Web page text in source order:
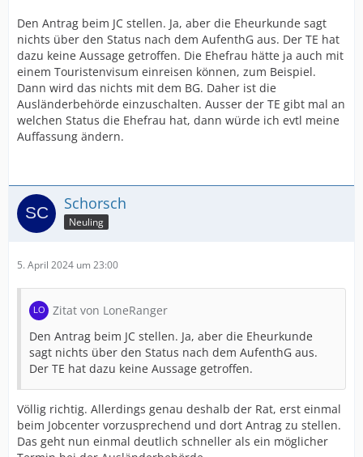
Den Antrag beim JC stellen. Ja, aber die Eheurkunde sagt
nichts über den Status nach dem AufenthG aus. Der TE hat
dazu keine Aussage getroffen. Die Ehefrau hätte ja auch mit
einem Touristenvisum einreisen können, zum Beispiel.
Dann wird das nichts mit dem BG. Daher ist die
Ausländerbehörde einzuschalten. Ausser der TE gibt mal an
welchen Status die Ehefrau hat, dann würde ich evtl meine
Auffassung ändern.
Schorsch
Neuling
5. April 2024 um 23:00
Zitat von LoneRanger
Den Antrag beim JC stellen. Ja, aber die Eheurkunde
sagt nichts über den Status nach dem AufenthG aus.
Der TE hat dazu keine Aussage getroffen.
Völlig richtig. Allerdings genau deshalb der Rat, erst einmal
beim Jobcenter vorzusprechend und dort Antrag zu stellen.
Das geht nun einmal deutlich schneller als ein möglicher